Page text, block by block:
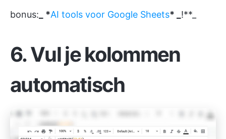
bonus: _ *AI tools voor Google Sheets* _ !**_
6. Vul je kolommen
automatisch